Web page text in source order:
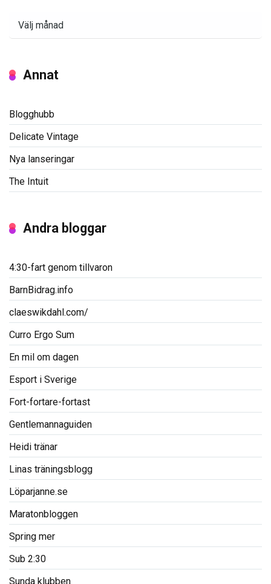
Annat
Blogghubb
Delicate Vintage
Nya lanseringar
The Intuit
Andra bloggar
4:30-fart genom tillvaron
BarnBidrag.info
claeswikdahl.com/
Curro Ergo Sum
En mil om dagen
Esport i Sverige
Fort-fortare-fortast
Gentlemannaguiden
Heidi tränar
Linas träningsblogg
Löparjanne.se
Maratonbloggen
Spring mer
Sub 2:30
Sunda klubben